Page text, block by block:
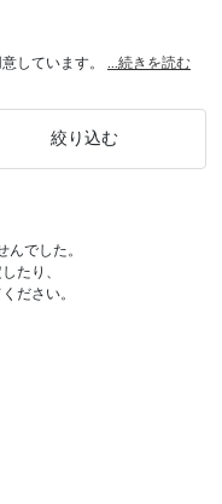
しています。 ...続きを読む
絞り込む
んでした。
たり、
ださい。